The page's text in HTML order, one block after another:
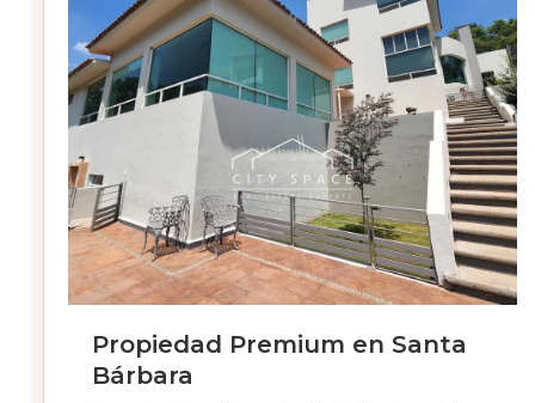
Propiedad Premium en Santa
Bárbara